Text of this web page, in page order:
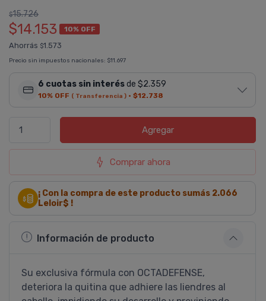
$15.726
$14.153 10% OFF
Ahorrás $1.573
Precio sin impuestos nacionales: $11.697
6 cuotas sin interésde $2.359
10% OFF ( Transferencia ) · $12.738
Agregar
Comprar ahora
¡ Con la compra de este producto sumás 2.066
Leloir$ !
Información de producto
Su exclusiva fórmula con OCTADEFENSE,
deteriora la quitina que adhiere las liendres al